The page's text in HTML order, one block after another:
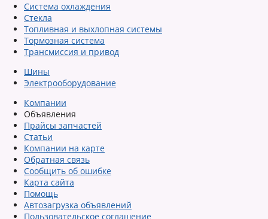
Система охлаждения
Стекла
Топливная и выхлопная системы
Тормозная система
Трансмиссия и привод
Шины
Электрооборудование
Компании
Объявления
Прайсы запчастей
Статьи
Компании на карте
Обратная связь
Сообщить об ошибке
Карта сайта
Помощь
Автозагрузка объявлений
Пользовательское соглашение